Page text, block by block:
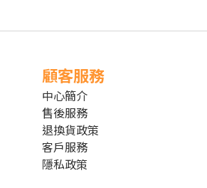
顧客服務
中心簡介
售後服務
退換貨政策
客戶服務
隱私政策